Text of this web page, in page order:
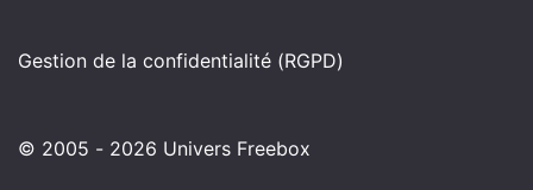
Gestion de la confidentialité (RGPD)
© 2005 - 2026 Univers Freebox